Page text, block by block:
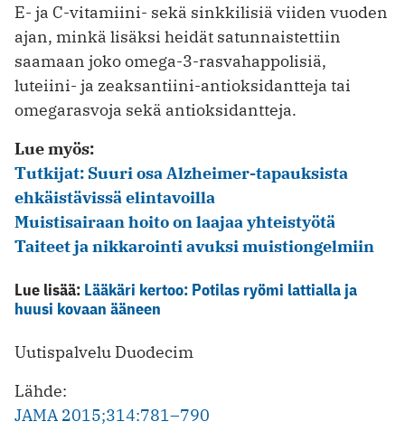
E- ja C-vitamiini- sekä sinkkilisiä viiden vuoden
ajan, minkä lisäksi heidät satunnaistettiin
saamaan joko omega-3-rasvahappolisiä,
luteiini- ja zeaksantiini-antioksidantteja tai
omegarasvoja sekä antioksidantteja.
Lue myös:
Tutkijat: Suuri osa Alzheimer-tapauksista
ehkäistävissä elintavoilla
Muistisairaan hoito on laajaa yhteistyötä
Taiteet ja nikkarointi avuksi muistiongelmiin
Lue lisää: Lääkäri kertoo: Potilas ryömi lattialla ja
huusi kovaan ääneen
Uutispalvelu Duodecim
Lähde:
JAMA 2015;314:781–790